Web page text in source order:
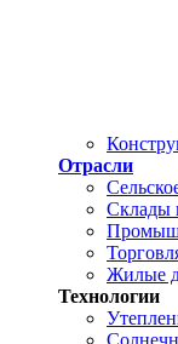
Отрасли
Склады
Жилые
Технологии